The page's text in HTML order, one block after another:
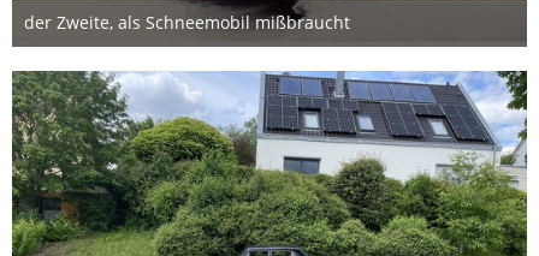
der Zweite, als Schneemobil mißbraucht
7. März 2025